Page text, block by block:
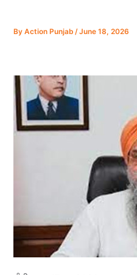
ByAction Punjab/June 18, 2026